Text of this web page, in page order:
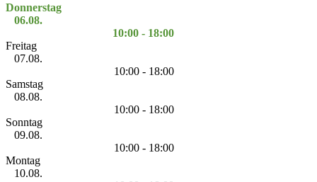
Donnerstag
06.08.
10:00 - 18:00
Freitag
07.08.
10:00 - 18:00
Samstag
08.08.
10:00 - 18:00
Sonntag
09.08.
10:00 - 18:00
Montag
10.08.